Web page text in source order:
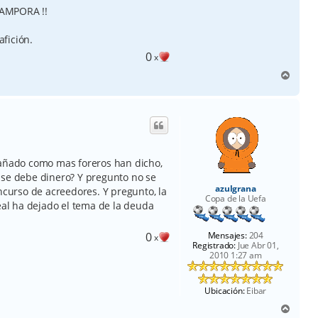
!!
0x
r
azulgrana
Copa de la Uefa
Mensajes:204
Registrado:Jue Abr 01,
2010 1:27 am
Ubicación:Eibar
como mas foreros han dicho,
debe dinero? Y pregunto no se
de acreedores. Y pregunto, la
ha dejado el tema de la deuda
0x